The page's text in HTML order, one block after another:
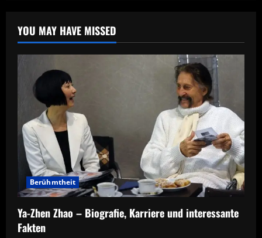
YOU MAY HAVE MISSED
Berühmtheit
Ya-Zhen Zhao – Biografie, Karriere und interessante
Fakten